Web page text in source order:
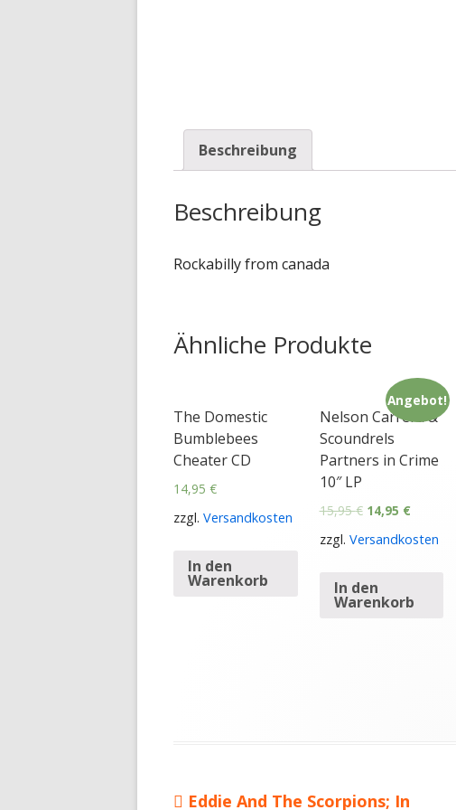
Beschreibung
Beschreibung
Rockabilly from canada
Ähnliche Produkte
The Domestic
Bumblebees
Cheater CD
14,95 €
zzgl. Versandkosten
In den
Warenkorb
Angebot!
Nelson Carrera &
Scoundrels
Partners in Crime
10″ LP
15,95€ 14,95 €
zzgl. Versandkosten
In den
Warenkorb
Vorheriger
Eddie And The Scorpions; In